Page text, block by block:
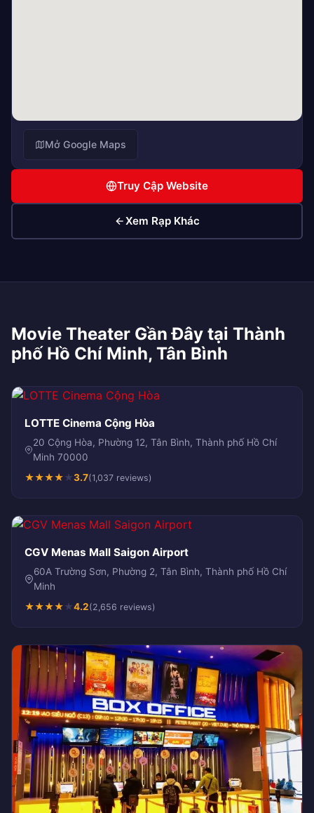
Mở Google Maps
Truy Cập Website
Xem Rạp Khác
Movie Theater Gần Đây tại Thành
phố Hồ Chí Minh, Tân Bình
LOTTE Cinema Cộng Hòa
20 Cộng Hòa, Phường 12, Tân Bình, Thành phố Hồ Chí
Minh 70000
★★★★★3.7(1,037 reviews)
CGV Menas Mall Saigon Airport
60A Trường Sơn, Phường 2, Tân Bình, Thành phố Hồ Chí
Minh
★★★★★4.2(2,656 reviews)